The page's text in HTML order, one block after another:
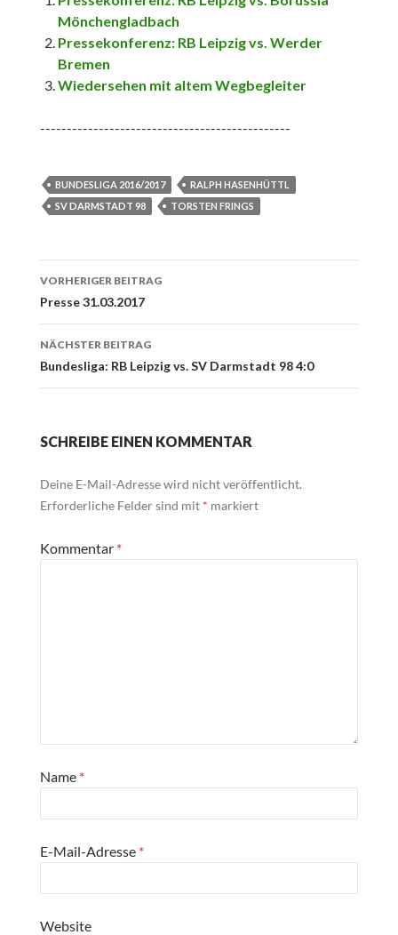
Mönchengladbach
Pressekonferenz: RB Leipzig vs. Werder
Bremen
Wiedersehen mit altem Wegbegleiter
-----------------------------------------------
BUNDESLIGA 2016/2017
RALPH HASENHÜTTL
SV DARMSTADT 98
TORSTEN FRINGS
Beitrags-
Navigation
VORHERIGER BEITRAG
Presse 31.03.2017
NÄCHSTER BEITRAG
Bundesliga: RB Leipzig vs. SV Darmstadt 98 4:0
SCHREIBE EINEN KOMMENTAR
Deine E-Mail-Adresse wird nicht veröffentlicht.
Erforderliche Felder sind mit * markiert
Kommentar *
Name *
E-Mail-Adresse *
Website